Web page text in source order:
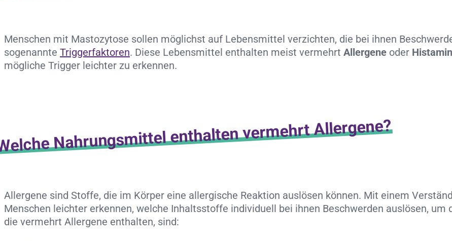
Menschen mit Mastozytose sollen möglichst auf Lebensmittel verzichten, die bei ihnen
sogenannte Triggerfaktoren. Diese Lebensmittel enthalten meist vermehrt Allergene oder Histamin
mögliche Trigger leichter zu erkennen.
Nahrungsmittel enthalten vermehrt Allergene?
Allergene sind Stoffe, die im Körper eine allergische Reaktion auslösen können. Mit einem
Menschen leichter erkennen, welche Inhaltsstoffe individuell bei ihnen Beschwerden auslösen,
die vermehrt Allergene enthalten, sind: